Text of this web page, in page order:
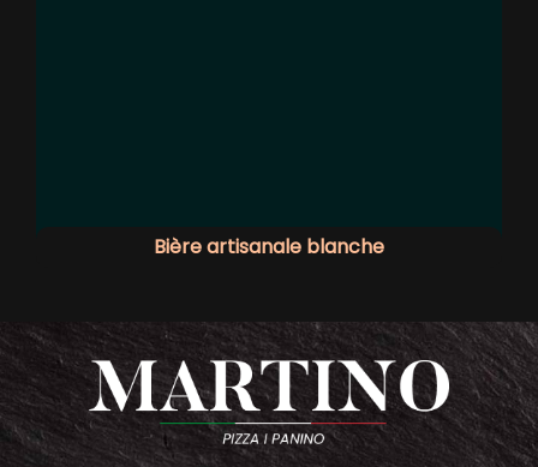
Bière artisanale blanche